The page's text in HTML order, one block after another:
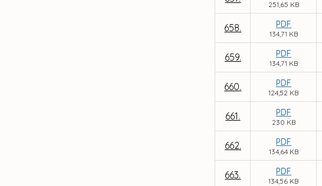
251,65 KB
658. PDF
134,71 KB
659. PDF
134,71 KB
660. PDF
124,52 KB
661. PDF
230 KB
662. PDF
134,64 KB
663. PDF
134,56 KB